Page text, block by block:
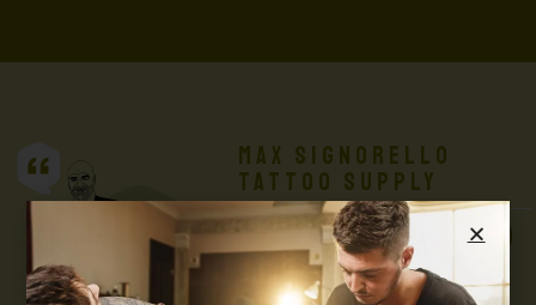
Max Signorello
Tattoo Supply
TUTTO PER IL TUO
TATTOO STUDIO